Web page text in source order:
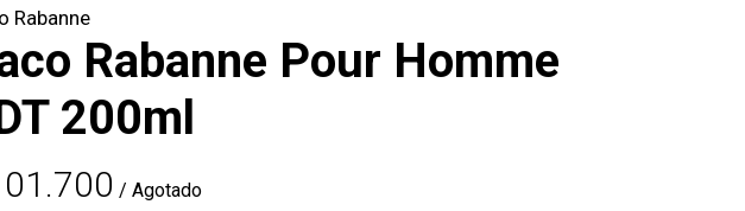
Rabanne
Rabanne Pour Homme
200ml
/ Agotado